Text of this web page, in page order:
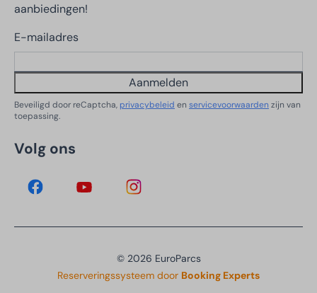
aanbiedingen!
E-mailadres
Aanmelden
Beveiligd door reCaptcha, privacybeleid en servicevoorwaarden zijn van
toepassing.
Volg ons
© 2026 EuroParcs
Reserveringssysteem door Booking Experts